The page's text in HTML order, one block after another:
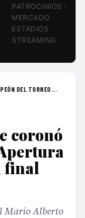
PATROCINIOS ·
MERCADO ·
ESTADIOS ·
STREAMING
DEL TORNEO...
coronó
final
Mario Alberto